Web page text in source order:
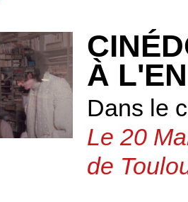
À
Dans le
Le 20
de